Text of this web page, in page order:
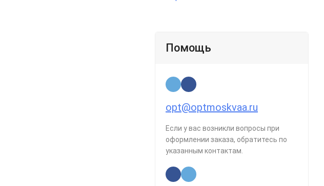
Помощь
opt@optmoskvaa.ru
Если у вас возникли вопросы при
оформлении заказа, обратитесь по
указанным контактам.